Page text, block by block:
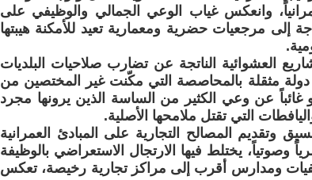
وانعكس غياب الوعي الجمالي والوظيفي على
إلى مرجعيات حضرية ومعمارية تعيد للأمكنة هيبتها
العشوائية الناتجة عن تضارب صلاحيات البلديات
دولة مثقلة بالمحاصصة التي مكّنت غير المختصين من
غائباً عن وعي الكثير من الساسة الذين يرونها مجرد
التي تقتل ملامحها الأصلية.
وتقديم المصالح التجارية على المبادئ العمرانية
يختلط فيها الارتجال الاستعراضي بالوظيفة
ومدارس أقرب إلى مراكز تجارية رخيصة، تعكس